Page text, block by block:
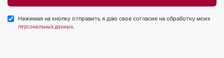
Нажимая на кнопку отправить я даю свое согласие на обработку моих
персональных данных.